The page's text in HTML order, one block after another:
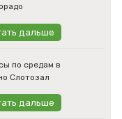
дальше
по средам в
Слотозал
дальше